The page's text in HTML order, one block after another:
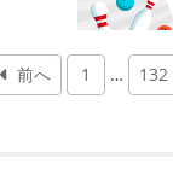
前へ 1 … 132